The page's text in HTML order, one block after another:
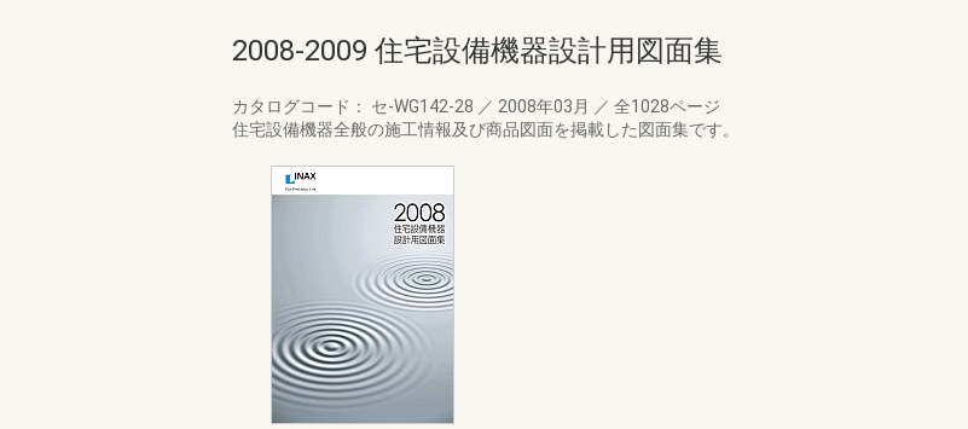
2008-2009 住宅設備機器設計用図面集
カタログコード： セ-WG142-28 ／ 2008年03月 ／ 全1028ページ
住宅設備機器全般の施工情報及び商品図面を掲載した図面集です。